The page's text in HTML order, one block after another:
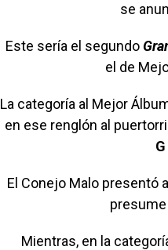
se
Este sería el segundo
el de
La categoría al Mejor
en ese renglón al
G
El Conejo Malo presentó
Mientras, en la